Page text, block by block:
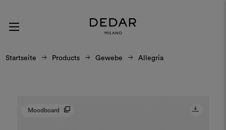
Startseite Products Gewebe Allegria
Moodboard